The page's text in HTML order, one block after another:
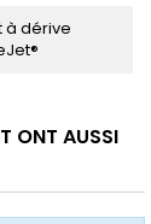
à dérive
ONT AUSSI